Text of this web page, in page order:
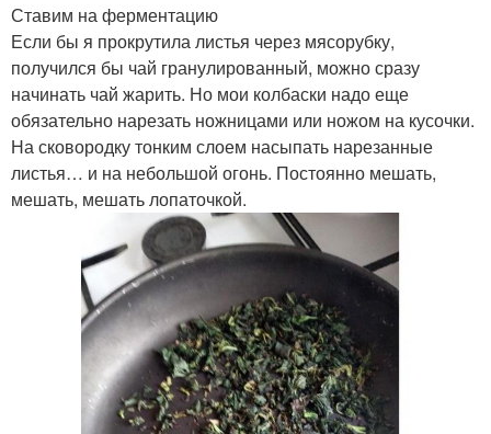
Ставим на ферментацию
Если бы я прокрутила листья через мясорубку,
получился бы чай гранулированный, можно сразу
начинать чай жарить. Но мои колбаски надо еще
обязательно нарезать ножницами или ножом на кусочки.
На сковородку тонким слоем насыпать нарезанные
листья… и на небольшой огонь. Постоянно мешать,
мешать, мешать лопаточкой.